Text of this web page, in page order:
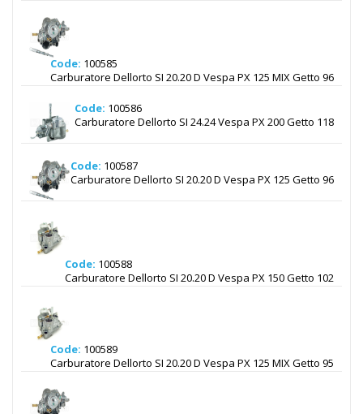
Code: 100585
Carburatore Dellorto SI 20.20 D Vespa PX 125 MIX Getto 96
Code: 100586
Carburatore Dellorto SI 24.24 Vespa PX 200 Getto 118
Code: 100587
Carburatore Dellorto SI 20.20 D Vespa PX 125 Getto 96
Code: 100588
Carburatore Dellorto SI 20.20 D Vespa PX 150 Getto 102
Code: 100589
Carburatore Dellorto SI 20.20 D Vespa PX 125 MIX Getto 95